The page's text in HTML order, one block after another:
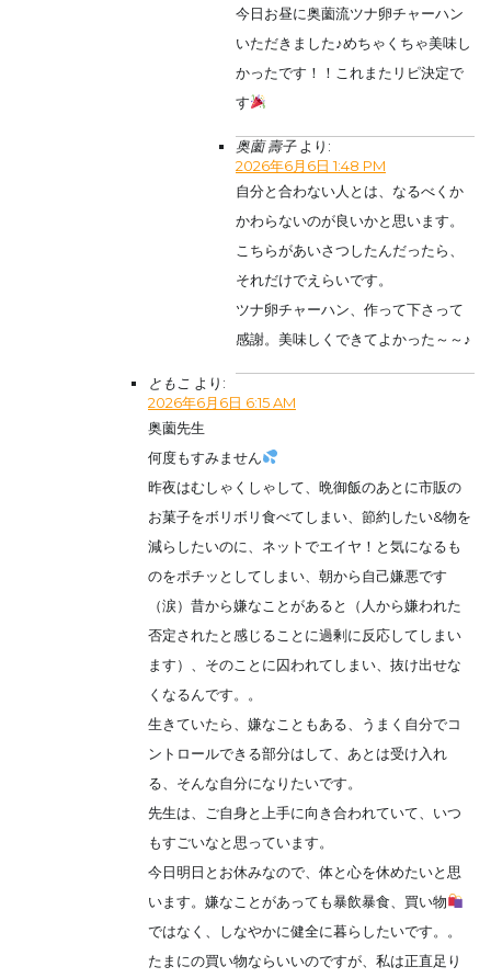
今日お昼に奥薗流ツナ卵チャーハン
いただきました♪めちゃくちゃ美味し
かったです！！これまたリピ決定で
す
奥薗 壽子 より:
2026年6月6日 1:48 PM
自分と合わない人とは、なるべくか
かわらないのが良いかと思います。
こちらがあいさつしたんだったら、
それだけでえらいです。
ツナ卵チャーハン、作って下さって
感謝。美味しくできてよかった～～♪
ともこ より:
2026年6月6日 6:15 AM
奥薗先生
何度もすみません
昨夜はむしゃくしゃして、晩御飯のあとに市販の
お菓子をボリボリ食べてしまい、節約したい&物を
減らしたいのに、ネットでエイヤ！と気になるも
のをポチッとしてしまい、朝から自己嫌悪です
（涙）昔から嫌なことがあると（人から嫌われた
否定されたと感じることに過剰に反応してしまい
ます）、そのことに囚われてしまい、抜け出せな
くなるんです。。
生きていたら、嫌なこともある、うまく自分でコ
ントロールできる部分はして、あとは受け入れ
る、そんな自分になりたいです。
先生は、ご自身と上手に向き合われていて、いつ
もすごいなと思っています。
今日明日とお休みなので、体と心を休めたいと思
います。嫌なことがあっても暴飲暴食、買い物
ではなく、しなやかに健全に暮らしたいです。。
たまにの買い物ならいいのですが、私は正直足り